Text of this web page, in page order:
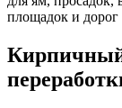
площадок и
Кирпичный